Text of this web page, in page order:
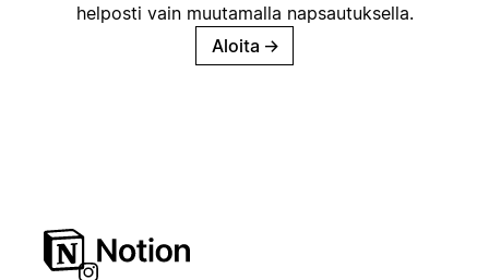
helposti vain muutamalla napsautuksella.
Aloita →